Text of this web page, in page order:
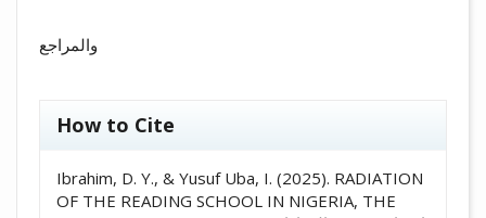
How to Cite
Ibrahim, D. Y., & Yusuf Uba, I. (2025). RADIATION
OF THE READING SCHOOL IN NIGERIA, THE